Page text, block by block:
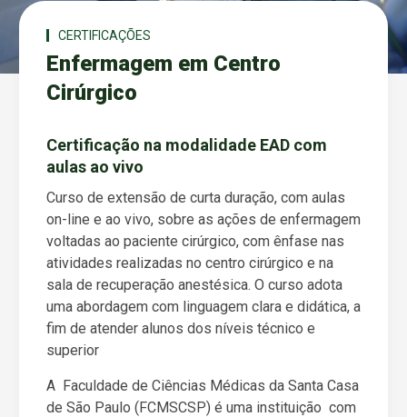
CERTIFICAÇÕES
Enfermagem em Centro
Cirúrgico
Certificação na modalidade EAD com
aulas ao vivo
Curso de extensão de curta duração, com aulas
on-line e ao vivo, sobre as ações de enfermagem
voltadas ao paciente cirúrgico, com ênfase nas
atividades realizadas no centro cirúrgico e na
sala de recuperação anestésica. O curso adota
uma abordagem com linguagem clara e didática, a
fim de atender alunos dos níveis técnico e
superior
A Faculdade de Ciências Médicas da Santa Casa
de São Paulo (FCMSCSP) é uma instituição com